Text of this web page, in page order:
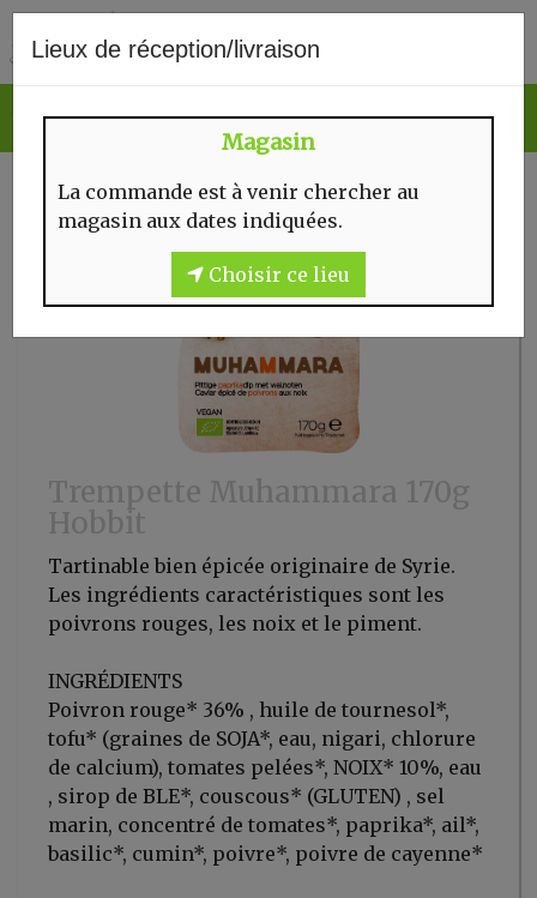
Lieux de réception/livraison
Magasin
La commande est à venir chercher au
magasin aux dates indiquées.
Choisir ce lieu
Trempette Muhammara 170g
Hobbit
Tartinable bien épicée originaire de Syrie.
Les ingrédients caractéristiques sont les
poivrons rouges, les noix et le piment.
INGRÉDIENTS
Poivron rouge* 36% , huile de tournesol*,
tofu* (graines de SOJA*, eau, nigari, chlorure
de calcium), tomates pelées*, NOIX* 10%, eau
, sirop de BLE*, couscous* (GLUTEN) , sel
marin, concentré de tomates*, paprika*, ail*,
basilic*, cumin*, poivre*, poivre de cayenne*